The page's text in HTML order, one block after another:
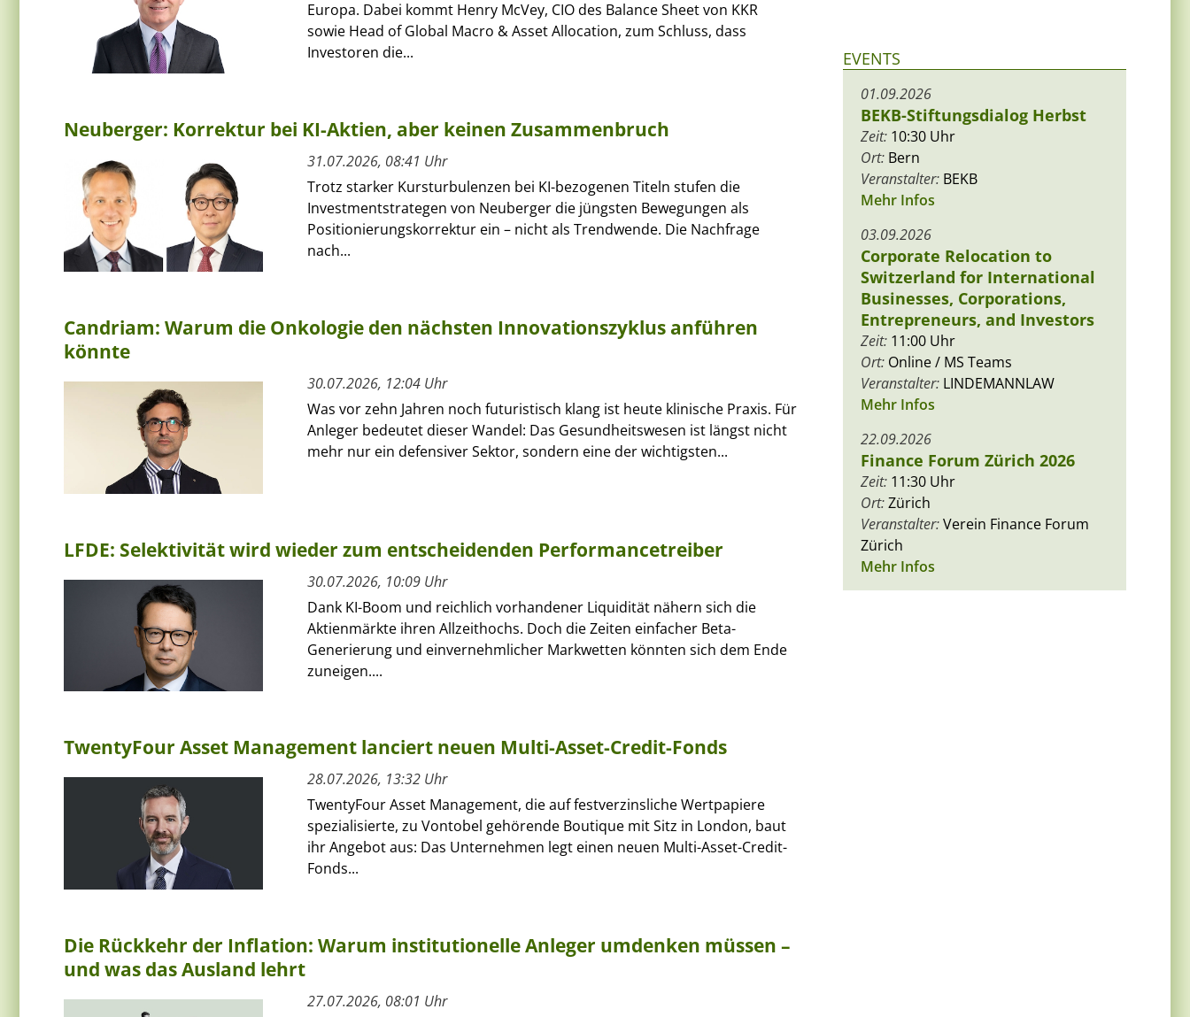
Europa. Dabei kommt Henry McVey, CIO des Balance Sheet von KKR
sowie Head of Global Macro & Asset Allocation, zum Schluss, dass
Investoren die...
Neuberger: Korrektur bei KI-Aktien, aber keinen Zusammenbruch
31.07.2026, 08:41 Uhr
Trotz starker Kursturbulenzen bei KI-bezogenen Titeln stufen die
Investmentstrategen von Neuberger die jüngsten Bewegungen als
Positionierungskorrektur ein – nicht als Trendwende. Die Nachfrage
nach...
Candriam: Warum die Onkologie den nächsten Innovationszyklus anführen
könnte
30.07.2026, 12:04 Uhr
Was vor zehn Jahren noch futuristisch klang ist heute klinische Praxis. Für
Anleger bedeutet dieser Wandel: Das Gesundheitswesen ist längst nicht
mehr nur ein defensiver Sektor, sondern eine der wichtigsten...
LFDE: Selektivität wird wieder zum entscheidenden Performancetreiber
30.07.2026, 10:09 Uhr
Dank KI-Boom und reichlich vorhandener Liquidität nähern sich die
Aktienmärkte ihren Allzeithochs. Doch die Zeiten einfacher Beta-
Generierung und einvernehmlicher Markwetten könnten sich dem Ende
zuneigen....
TwentyFour Asset Management lanciert neuen Multi-Asset-Credit-Fonds
28.07.2026, 13:32 Uhr
TwentyFour Asset Management, die auf festverzinsliche Wertpapiere
spezialisierte, zu Vontobel gehörende Boutique mit Sitz in London, baut
ihr Angebot aus: Das Unternehmen legt einen neuen Multi-Asset-Credit-
Fonds...
Die Rückkehr der Inflation: Warum institutionelle Anleger umdenken müssen –
und was das Ausland lehrt
27.07.2026, 08:01 Uhr
EVENTS
01.09.2026
BEKB-Stiftungsdialog Herbst
Zeit: 10:30 Uhr
Ort: Bern
Veranstalter: BEKB
Mehr Infos
03.09.2026
Corporate Relocation to
Switzerland for International
Businesses, Corporations,
Entrepreneurs, and Investors
Zeit: 11:00 Uhr
Ort: Online / MS Teams
Veranstalter: LINDEMANNLAW
Mehr Infos
22.09.2026
Finance Forum Zürich 2026
Zeit: 11:30 Uhr
Ort:Zürich
Veranstalter:Verein Finance Forum
Zürich
Mehr Infos